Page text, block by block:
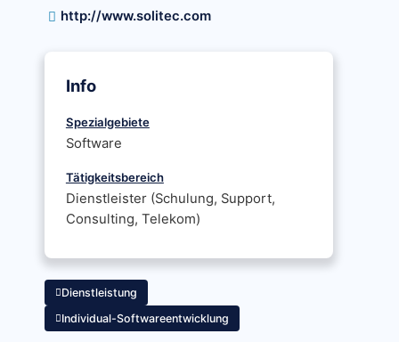
http://www.solitec.com
Info
Spezialgebiete
Software
Tätigkeitsbereich
Dienstleister (Schulung, Support,
Consulting, Telekom)
Dienstleistung
Individual-Softwareentwicklung